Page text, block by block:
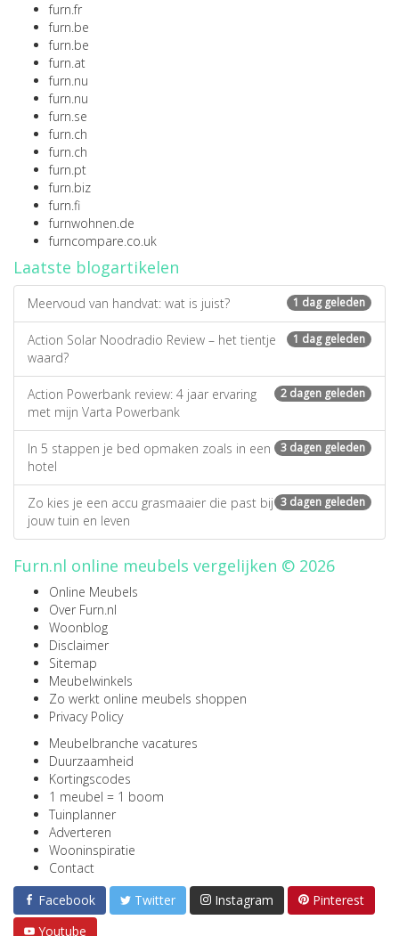
furn.fr
furn.be
furn.be
furn.at
furn.nu
furn.nu
furn.se
furn.ch
furn.ch
furn.pt
furn.biz
furn.fi
furnwohnen.de
furncompare.co.uk
Laatste blogartikelen
1 dag geleden
Meervoud van handvat: wat is juist?
1 dag geleden
Action Solar Noodradio Review – het tientje
waard?
2 dagen geleden
Action Powerbank review: 4 jaar ervaring
met mijn Varta Powerbank
3 dagen geleden
In 5 stappen je bed opmaken zoals in een
hotel
3 dagen geleden
Zo kies je een accu grasmaaier die past bij
jouw tuin en leven
Furn.nl online meubels vergelijken © 2026
Online Meubels
Over Furn.nl
Woonblog
Disclaimer
Sitemap
Meubelwinkels
Zo werkt online meubels shoppen
Privacy Policy
Meubelbranche vacatures
Duurzaamheid
Kortingscodes
1 meubel = 1 boom
Tuinplanner
Adverteren
Wooninspiratie
Contact
Facebook
Twitter Instagram
Pinterest
Youtube